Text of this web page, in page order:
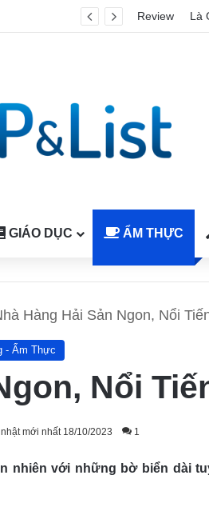
tại Việt Nam Review Là
GIÁO DỤC ẨM THỰC
Hàng Hải Sản Ngon, Nổi
- Ẩm Thực
Nổi
mới nhất 18/10/2023 1
nhiên với những bờ biển dài